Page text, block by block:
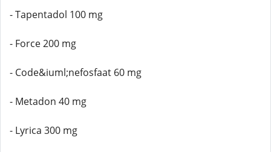
- Tapentadol 100 mg
- Force 200 mg
- Code&iuml;nefosfaat 60 mg
- Metadon 40 mg
- Lyrica 300 mg